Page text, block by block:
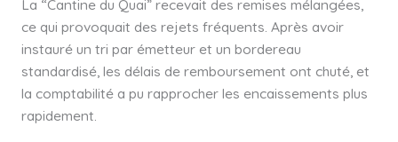
La “Cantine du Quai” recevait des remises mélangées,
ce qui provoquait des rejets fréquents. Après avoir
instauré un tri par émetteur et un bordereau
standardisé, les délais de remboursement ont chuté, et
la comptabilité a pu rapprocher les encaissements plus
rapidement.